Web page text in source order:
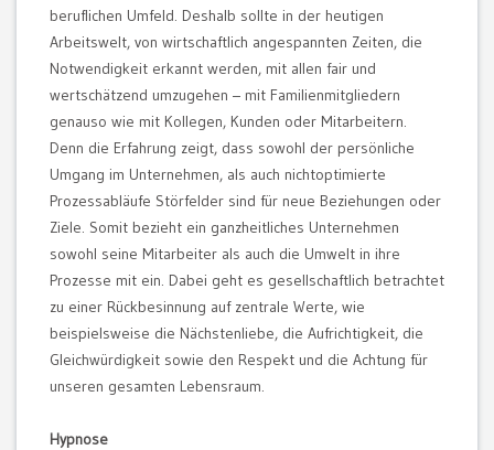
beruflichen Umfeld. Deshalb sollte in der heutigen
Arbeitswelt, von wirtschaftlich angespannten Zeiten, die
Notwendigkeit erkannt werden, mit allen fair und
wertschätzend umzugehen – mit Familienmitgliedern
genauso wie mit Kollegen, Kunden oder Mitarbeitern.
Denn die Erfahrung zeigt, dass sowohl der persönliche
Umgang im Unternehmen, als auch nichtoptimierte
Prozessabläufe Störfelder sind für neue Beziehungen oder
Ziele. Somit bezieht ein ganzheitliches Unternehmen
sowohl seine Mitarbeiter als auch die Umwelt in ihre
Prozesse mit ein. Dabei geht es gesellschaftlich betrachtet
zu einer Rückbesinnung auf zentrale Werte, wie
beispielsweise die Nächstenliebe, die Aufrichtigkeit, die
Gleichwürdigkeit sowie den Respekt und die Achtung für
unseren gesamten Lebensraum.
Hypnose